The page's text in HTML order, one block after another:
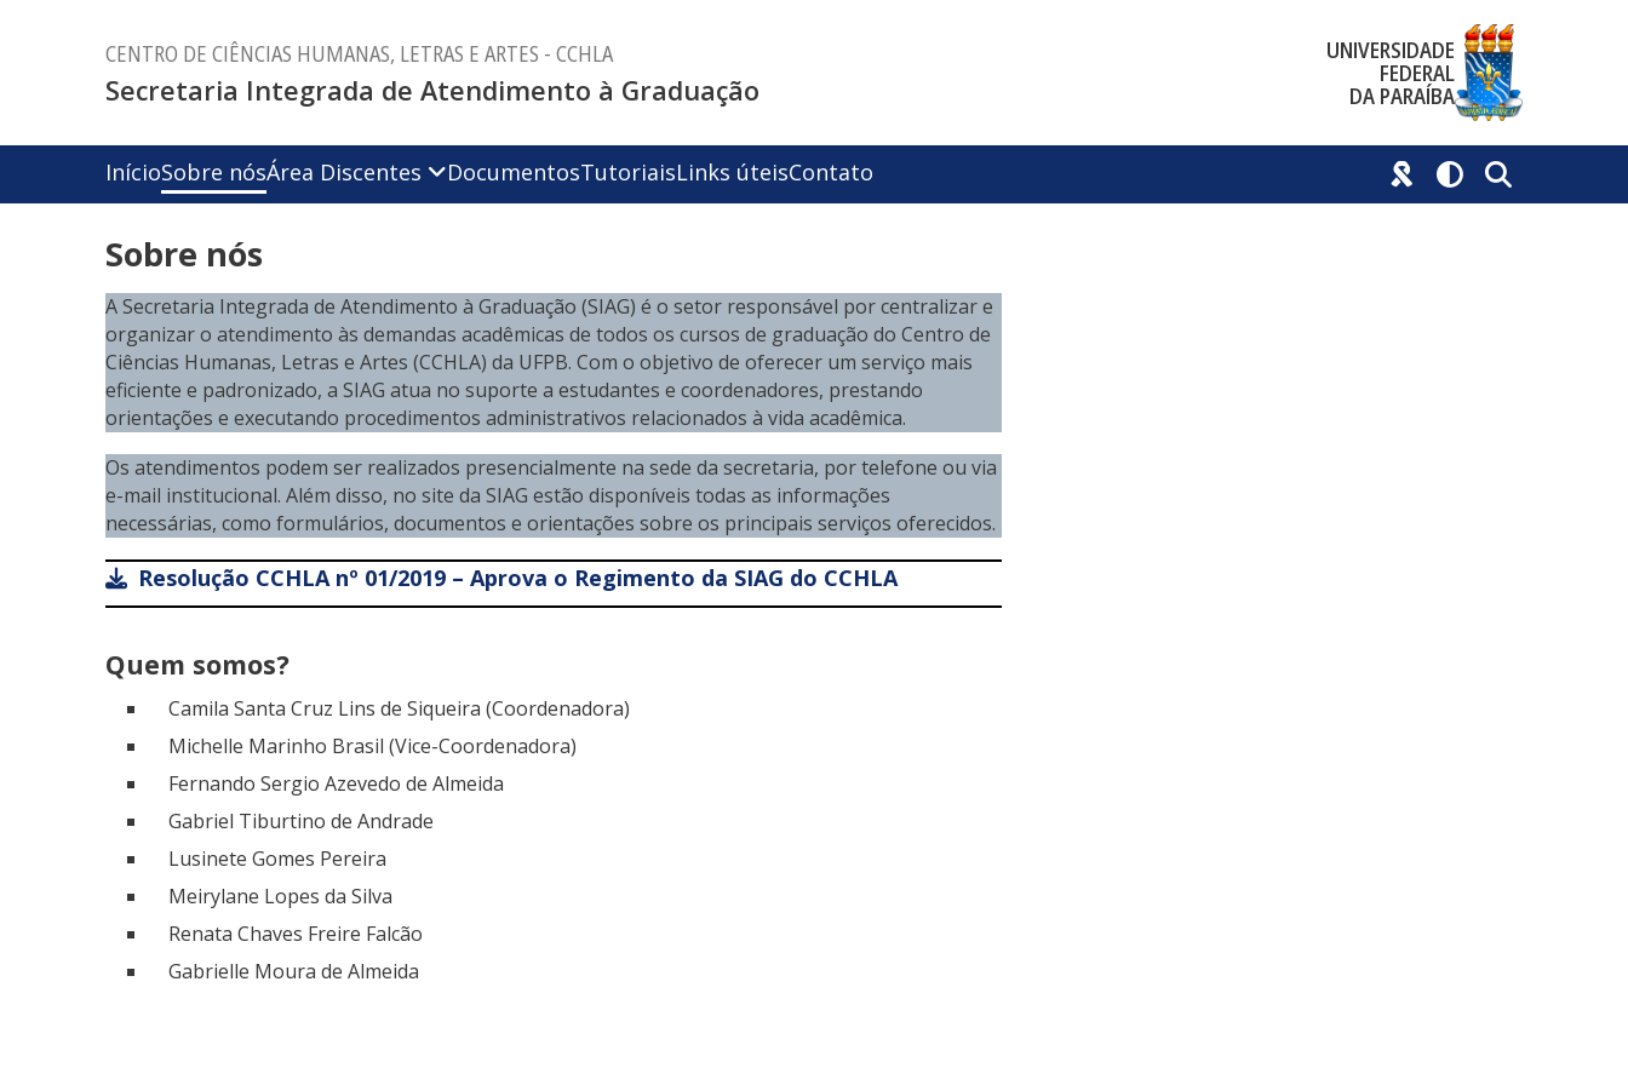
CENTRO DE CIÊNCIAS HUMANAS, LETRAS E ARTES - CCHLA
Secretaria Integrada de Atendimento à Graduação
UNIVERSIDADE
FEDERAL
DA PARAÍBA
InícioSobre nósÁrea Discentes DocumentosTutoriaisLinks úteisContato
Sobre nós
A Secretaria Integrada de Atendimento à Graduação (SIAG) é o setor responsável por centralizar e
organizar o atendimento às demandas acadêmicas de todos os cursos de graduação do Centro de
Ciências Humanas, Letras e Artes (CCHLA) da UFPB. Com o objetivo de oferecer um serviço mais
eficiente e padronizado, a SIAG atua no suporte a estudantes e coordenadores, prestando
orientações e executando procedimentos administrativos relacionados à vida acadêmica.
Os atendimentos podem ser realizados presencialmente na sede da secretaria, por telefone ou via
e-mail institucional. Além disso, no site da SIAG estão disponíveis todas as informações
necessárias, como formulários, documentos e orientações sobre os principais serviços oferecidos.
Resolução CCHLA nº 01/2019 – Aprova o Regimento da SIAG do CCHLA
Quem somos?
Camila Santa Cruz Lins de Siqueira (Coordenadora)
Michelle Marinho Brasil (Vice-Coordenadora)
Fernando Sergio Azevedo de Almeida
Gabriel Tiburtino de Andrade
Lusinete Gomes Pereira
Meirylane Lopes da Silva
Renata Chaves Freire Falcão
Gabrielle Moura de Almeida